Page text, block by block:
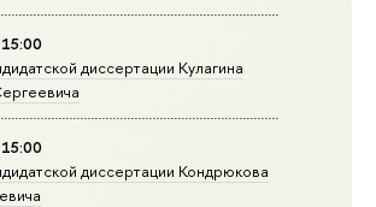
диссертации Кулагина
диссертации Кондрюкова